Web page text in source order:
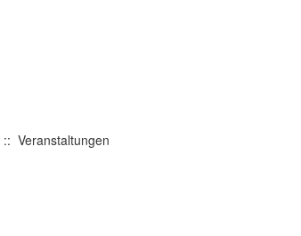
:: Veranstaltungen